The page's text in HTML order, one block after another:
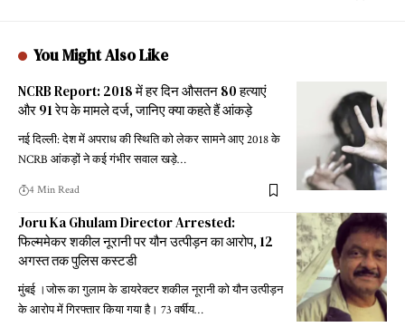
You Might Also Like
NCRB Report: 2018 में हर दिन औसतन 80 हत्याएं
और 91 रेप के मामले दर्ज, जानिए क्या कहते हैं आंकड़े
नई दिल्ली: देश में अपराध की स्थिति को लेकर सामने आए 2018 के
NCRB आंकड़ों ने कई गंभीर सवाल खड़े…
4 Min Read
Joru Ka Ghulam Director Arrested:
फिल्ममेकर शकील नूरानी पर यौन उत्पीड़न का आरोप, 12
अगस्त तक पुलिस कस्टडी
मुंबई ।जोरू का गुलाम के डायरेक्टर शकील नूरानी को यौन उत्पीड़न
के आरोप में गिरफ्तार किया गया है। 73 वर्षीय…